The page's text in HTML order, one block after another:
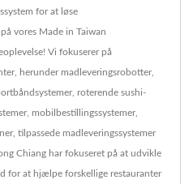
for at løse
vores Made in Taiwan
Vi fokuserer på
herunder madleveringsrobotter,
roterende sushi-
mobilbestillingssystemer,
tilpassede madleveringssystemer
Chiang har fokuseret på at udvikle
for at hjælpe forskellige restauranter